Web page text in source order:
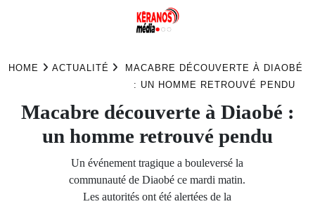
HOME ACTUALITÉ
MACABRE DÉCOUVERTE À DIAOBÉ
: UN HOMME RETROUVÉ PENDU
Macabre découverte à Diaobé :
un homme retrouvé pendu
Un événement tragique a bouleversé la
communauté de Diaobé ce mardi matin.
Les autorités ont été alertées de la